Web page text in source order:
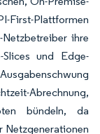
First-Plattformen
ihre
Slices und Edge-
Abrechnung,
bündeln, da
Netzgenerationen